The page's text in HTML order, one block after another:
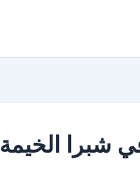
الخيمة 19224